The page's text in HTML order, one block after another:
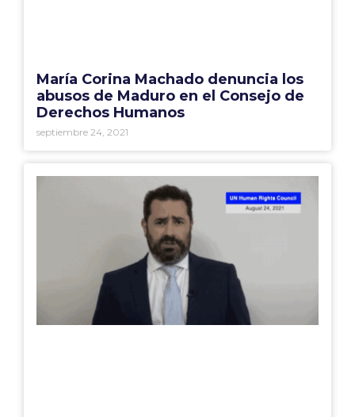
María Corina Machado denuncia los
abusos de Maduro en el Consejo de
Derechos Humanos
septiembre 24, 2021